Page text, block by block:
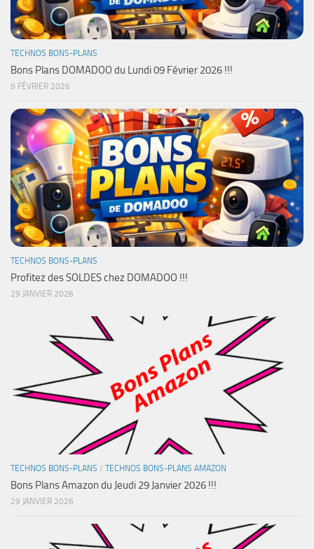
TECHNOS BONS-PLANS
Bons Plans DOMADOO du Lundi 09 Février 2026 !!!
9 FÉVRIER 2026
TECHNOS BONS-PLANS
Profitez des SOLDES chez DOMADOO !!!
29 JANVIER 2026
TECHNOS BONS-PLANS / TECHNOS BONS-PLANS AMAZON
Bons Plans Amazon du Jeudi 29 Janvier 2026 !!!
29 JANVIER 2026